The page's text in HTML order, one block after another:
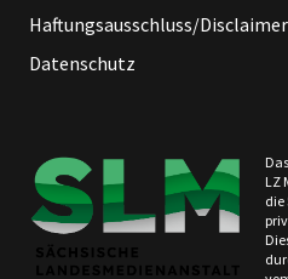
Haftungsausschluss/Disclaimer
Datenschutz
LZ
die